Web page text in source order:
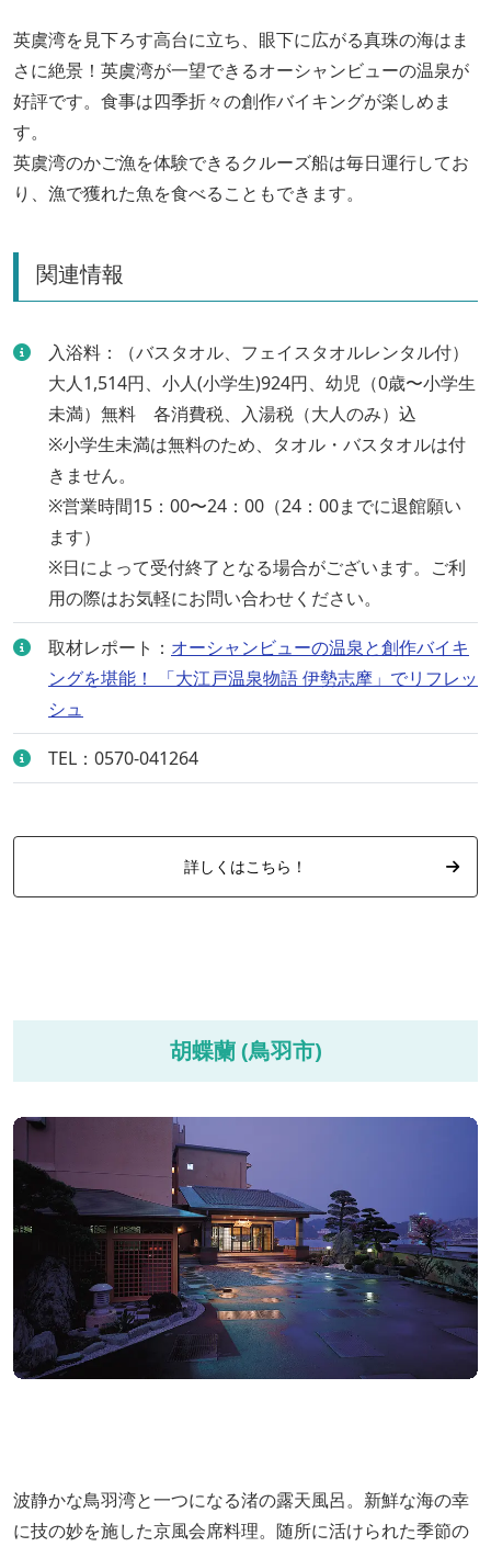
英虞湾を見下ろす高台に立ち、眼下に広がる真珠の海はま
さに絶景！英虞湾が一望できるオーシャンビューの温泉が
好評です。食事は四季折々の創作バイキングが楽しめま
す。
英虞湾のかご漁を体験できるクルーズ船は毎日運行してお
り、漁で獲れた魚を食べることもできます。
関連情報
入浴料：（バスタオル、フェイスタオルレンタル付）
大人1,514円、小人(小学生)924円、幼児（0歳〜小学生
未満）無料 各消費税、入湯税（大人のみ）込
※小学生未満は無料のため、タオル・バスタオルは付
きません。
※営業時間15：00〜24：00（24：00までに退館願い
ます）
※日によって受付終了となる場合がございます。ご利
用の際はお気軽にお問い合わせください。
取材レポート： オーシャンビューの温泉と創作バイキ
ングを堪能！ 「大江戸温泉物語 伊勢志摩」でリフレッ
シュ
TEL：0570-041264
詳しくはこちら！
胡蝶蘭 (鳥羽市)
波静かな鳥羽湾と一つになる渚の露天風呂。新鮮な海の幸
に技の妙を施した京風会席料理。随所に活けられた季節の